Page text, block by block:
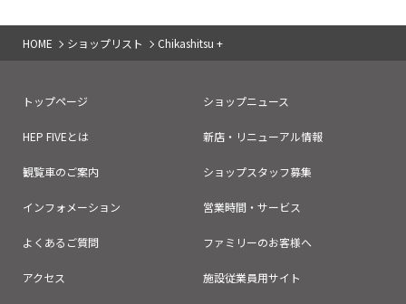
HOME ショップリスト Chikashitsu +
トップページ ショップニュース
HEP FIVEとは 新店・リニューアル情報
観覧車のご案内 ショップスタッフ募集
インフォメーション 営業時間・サービス
よくあるご質問 ファミリーのお客様へ
アクセス 施設従業員用サイト